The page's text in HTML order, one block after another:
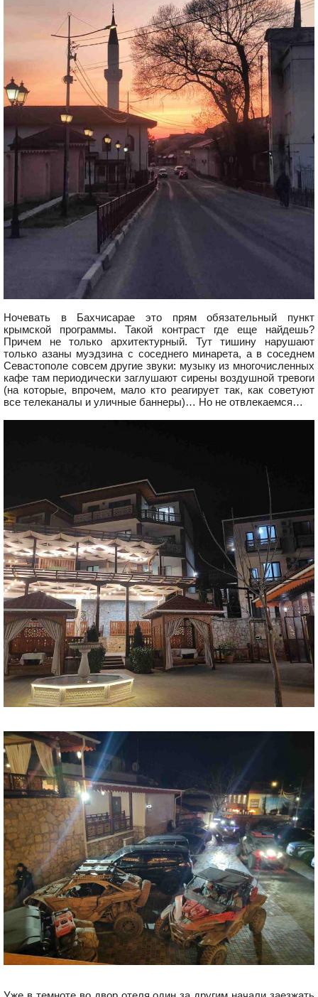
Ночевать в Бахчисарае это прям обязательный пункт
крымской программы. Такой контраст где еще найдешь?
Причем не только архитектурный. Тут тишину нарушают
только азаны муэдзина с соседнего минарета, а в соседнем
Севастополе совсем другие звуки: музыку из многочисленных
кафе там периодически заглушают сирены воздушной тревоги
(на которые, впрочем, мало кто реагирует так, как советуют
все телеканалы и уличные баннеры)… Но не отвлекаемся…